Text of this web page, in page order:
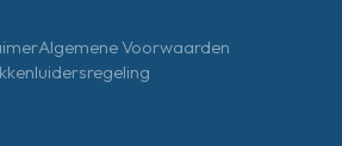
Algemene Voorwaarden